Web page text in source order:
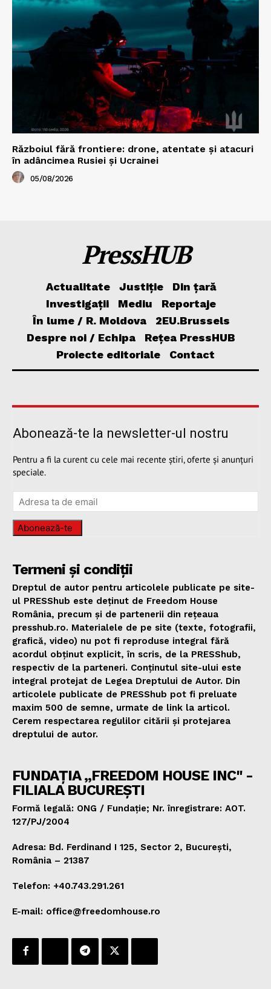
Războiul fără frontiere: drone, atentate și atacuri
în adâncimea Rusiei și Ucrainei
05/08/2026
PressHUB
Actualitate Justiție
Din țară
Investigații
Mediu
Reportaje
În lume / R. Moldova
2EU.Brussels
Despre noi / Echipa
Rețea PressHUB
Proiecte editoriale
Contact
Abonează-te la newsletter-ul nostru
Pentru a fi la curent cu cele mai recente știri, oferte și anunțuri
speciale.
Abonează-te
Termeni și condiții
Dreptul de autor pentru articolele publicate pe site-
ul PRESShub este deținut de Freedom House
România, precum și de partenerii din rețeaua
presshub.ro. Materialele de pe site (texte, fotografii,
grafică, video) nu pot fi reproduse integral fără
acordul obținut explicit, în scris, de la PRESShub,
respectiv de la parteneri. Conținutul site-ului este
integral protejat de Legea Dreptului de Autor. Din
articolele publicate de PRESShub pot fi preluate
maxim 500 de semne, urmate de link la articol.
Cerem respectarea regulilor citării și protejarea
dreptului de autor.
FUNDAȚIA „FREEDOM HOUSE INC" -
FILIALA BUCUREȘTI
Formă legală: ONG / Fundație; Nr. înregistrare: AOT.
127/PJ/2004
Adresa: Bd. Ferdinand I 125, Sector 2, București,
România – 21387
Telefon: +40.743.291.261
E-mail: office@freedomhouse.ro